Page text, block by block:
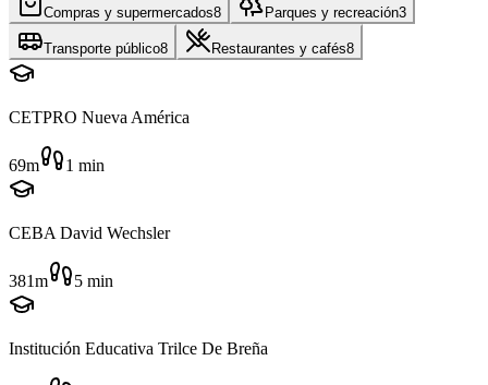
Compras y supermercados8 Parques y recreación3
Transporte público8 Restaurantes y cafés8
CETPRO Nueva América
69m 1 min
CEBA David Wechsler
381m 5 min
Institución Educativa Trilce De Breña